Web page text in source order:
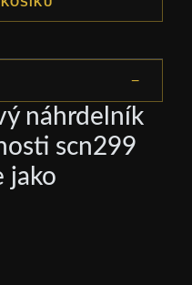
náhrdelník
scn299
jako